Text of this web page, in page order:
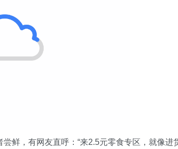
鲜，有网友直呼：“来2.5元零食专区，就像进